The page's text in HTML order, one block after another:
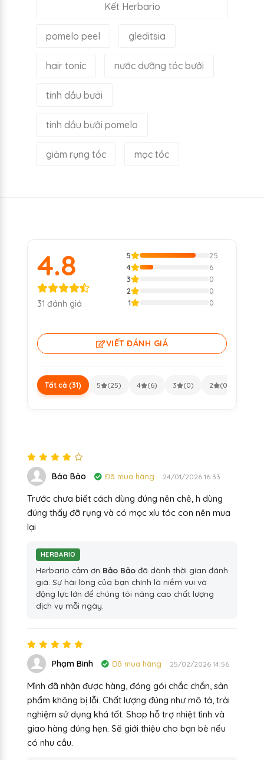
Kết Herbario
pomelo peel gleditsia
hair tonic nước dưỡng tóc bưởi
tinh dầu bưởi
tinh dầu bưởi pomelo
giảm rụng tóc mọc tóc
4.8
31 đánh giá
5
25
4
6
3
0
2
0
1
0
VIẾT ĐÁNH GIÁ
Tất cả (31) 5 (25) 4 (6) 3 (0) 2 (0)
Bảo Bảo Đã mua hàng 24/01/2026 16:33
Trước chưa biết cách dùng đúng nên chê, h dùng
đúng thấy đỡ rụng và có mọc xíu tóc con nên mua
lại
HERBARIO
Herbario cảm ơn Bảo Bảo đã dành thời gian đánh
giá. Sự hài lòng của bạn chính là niềm vui và
động lực lớn để chúng tôi nâng cao chất lượng
dịch vụ mỗi ngày.
Phạm Bình Đã mua hàng 25/02/2026 14:56
Mình đã nhận được hàng, đóng gói chắc chắn, sản
phẩm không bị lỗi. Chất lượng đúng như mô tả, trải
nghiệm sử dụng khá tốt. Shop hỗ trợ nhiệt tình và
giao hàng đúng hẹn. Sẽ giới thiệu cho bạn bè nếu
có nhu cầu.